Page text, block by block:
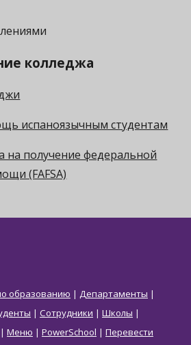
колледжа
испаноязычным студентам
на получение федеральной
(FAFSA)
образованию | Департаменты |
| Сотрудники | Школы |
| Меню | PowerSchool | Перевести